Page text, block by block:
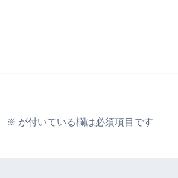
※ が付いている欄は必須項目です